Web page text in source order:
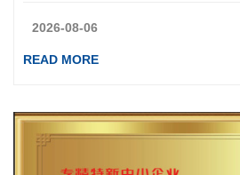
晶圆研磨一体机等封测设备，以及厂房
6.4亿元，选址深圳福田现有厂区，无
2026-08-06
READ MORE